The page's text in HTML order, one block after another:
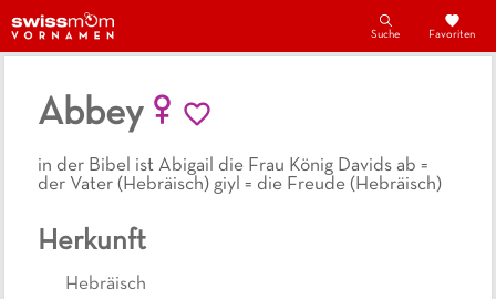
Suche Favoriten
Abbey
in der Bibel ist Abigail die Frau König Davids ab =
der Vater (Hebräisch) giyl = die Freude (Hebräisch)
Herkunft
Hebräisch